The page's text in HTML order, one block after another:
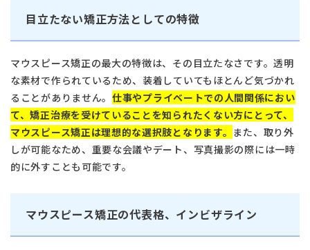
目立たない矯正方法としての特徴
マウスピース矯正の最大の特徴は、その目立たなさです。透明
な素材で作られているため、装着していてもほとんど気づかれ
ることがありません。 仕事やプライベートでの人間関係におい
て、矯正治療を受けていることを知られたくない方にとって、
マウスピース矯正は理想的な選択肢となります。 また、取り外
しが可能なため、重要な会議やデート、写真撮影の際には一時
的に外すことも可能です。
マウスピース矯正の代表格、インビザライン